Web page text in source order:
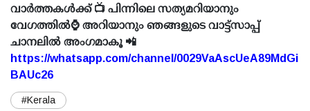
വാർത്തകൾക്ക് 📺 പിന്നിലെ സത്യമറിയാനും
വേഗത്തിൽ⌚ അറിയാനും ഞങ്ങളുടെ വാട്ട്സാപ്പ്
ചാനലിൽ അംഗമാകൂ 📲
https://whatsapp.com/channel/0029VaAscUeA89MdGi
BAUc26
#Kerala